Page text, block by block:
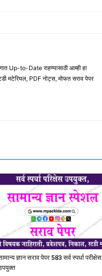
Up-to-Date राहण्यासाठी आम्ही हा
मटेरियल, PDF नोट्स, मोफत सराव पेपर
ज्ञान सराव पेपर 583 सर्व स्पर्धा परीक्षेस